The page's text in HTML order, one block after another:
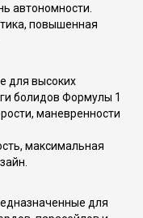
автономности.
повышенная
для высоких
болидов Формулы 1
маневренности
максимальная
для